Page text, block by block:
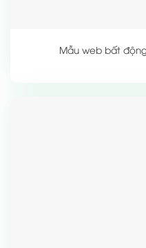
Mẫu web bất